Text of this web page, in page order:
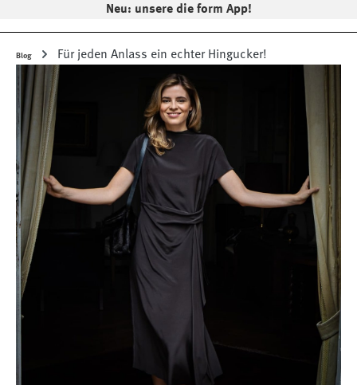
Neu: unsere die form App!
Blog Für jeden Anlass ein echter Hingucker!